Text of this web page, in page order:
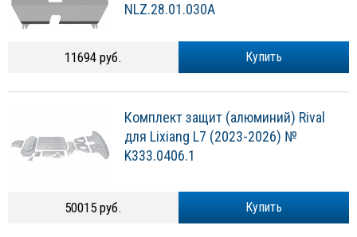
NLZ.28.01.030A
Купить
11694 руб.
Комплект защит (алюминий) Rival
для Lixiang L7 (2023-2026) №
K333.0406.1
Купить
50015 руб.